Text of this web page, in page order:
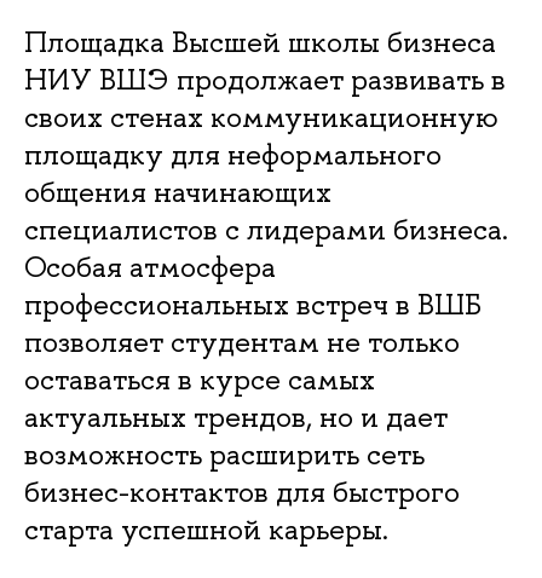
Площадка Высшей школы бизнеса
НИУ ВШЭ продолжает развивать в
своих стенах коммуникационную
площадку для неформального
общения начинающих
специалистов с лидерами бизнеса.
Особая атмосфера
профессиональных встреч в ВШБ
позволяет студентам не только
оставаться в курсе самых
актуальных трендов, но и дает
возможность расширить сеть
бизнес-контактов для быстрого
старта успешной карьеры.